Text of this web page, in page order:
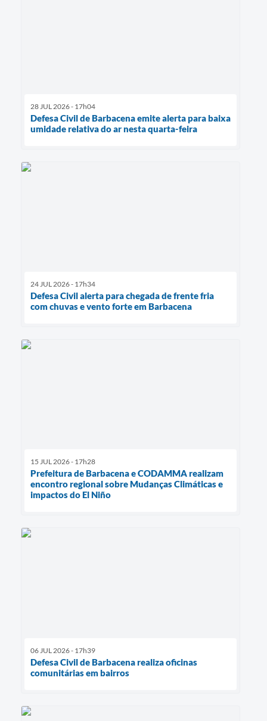
28 JUL 2026 - 17h04
Defesa Civil de Barbacena emite alerta para baixa
umidade relativa do ar nesta quarta-feira
24 JUL 2026 - 17h34
Defesa Civil alerta para chegada de frente fria
com chuvas e vento forte em Barbacena
15 JUL 2026 - 17h28
Prefeitura de Barbacena e CODAMMA realizam
encontro regional sobre Mudanças Climáticas e
impactos do El Niño
06 JUL 2026 - 17h39
Defesa Civil de Barbacena realiza oficinas
comunitárias em bairros